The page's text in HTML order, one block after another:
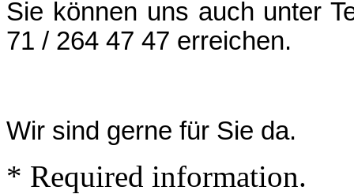
Sie können uns auch unter
71 / 264 47 47 erreichen.
Wir sind gerne für Sie da.
* Required information.